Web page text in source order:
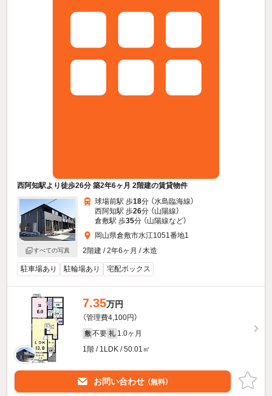
西阿知駅より徒歩26分 築2年6ヶ月 2階建の賃貸物件
すべての写真
球場前駅 歩18分 （水島臨海線）
西阿知駅 歩26分 （山陽線）
倉敷駅 歩35分 （山陽線など）
岡山県倉敷市水江1051番地1
2階建 / 2年6ヶ月 / 木造
駐車場あり 駐輪場あり 宅配ボックス
7.35万円
（管理費4,100円）
敷 不要 礼 1.0ヶ月
1階 / 1LDK / 50.01㎡
お問い合わせ （無料）